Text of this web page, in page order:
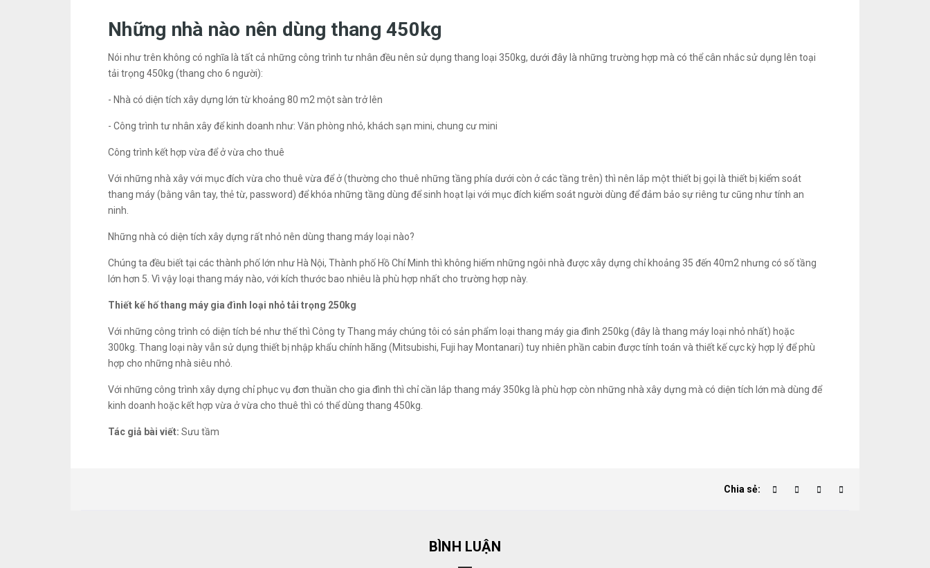
Những nhà nào nên dùng thang 450kg
Nói như trên không có nghĩa là tất cả những công trình tư nhân đều nên sử dụng thang loại 350kg, dưới đây là những trường hợp mà có thể cân nhắc sử dụng lên toại
tải trọng 450kg (thang cho 6 người):
- Nhà có diện tích xây dựng lớn từ khoảng 80 m2 một sàn trở lên
- Công trình tư nhân xây để kinh doanh như: Văn phòng nhỏ, khách sạn mini, chung cư mini
Công trình kết hợp vừa để ở vừa cho thuê
Với những nhà xây với mục đích vừa cho thuê vừa để ở (thường cho thuê những tầng phía dưới còn ở các tầng trên) thì nên lắp một thiết bị gọi là thiết bị kiểm soát
thang máy (bằng vân tay, thẻ từ, password) để khóa những tầng dùng để sinh hoạt lại với mục đích kiểm soát người dùng để đảm bảo sự riêng tư cũng như tính an
ninh.
Những nhà có diện tích xây dựng rất nhỏ nên dùng thang máy loại nào?
Chúng ta đều biết tại các thành phố lớn như Hà Nội, Thành phố Hồ Chí Minh thì không hiếm những ngôi nhà được xây dựng chỉ khoảng 35 đến 40m2 nhưng có số tầng
lớn hơn 5. Vì vậy loại thang máy nào, với kích thước bao nhiêu là phù hợp nhất cho trường hợp này.
Thiết kế hố thang máy gia đình loại nhỏ tải trọng 250kg
Với những công trình có diện tích bé như thế thì Công ty Thang máy chúng tôi có sản phẩm loại thang máy gia đình 250kg (đây là thang máy loại nhỏ nhất) hoặc
300kg. Thang loại này vẫn sử dụng thiết bị nhập khẩu chính hãng (Mitsubishi, Fuji hay Montanari) tuy nhiên phần cabin được tính toán và thiết kế cực kỳ hợp lý để phù
hợp cho những nhà siêu nhỏ.
Với những công trình xây dựng chỉ phục vụ đơn thuần cho gia đình thì chỉ cần lắp thang máy 350kg là phù hợp còn những nhà xây dựng mà có diện tích lớn mà dùng để
kinh doanh hoặc kết hợp vừa ở vừa cho thuê thì có thể dùng thang 450kg.
Tác giả bài viết: Sưu tầm
Chia sẻ:
BÌNH LUẬN